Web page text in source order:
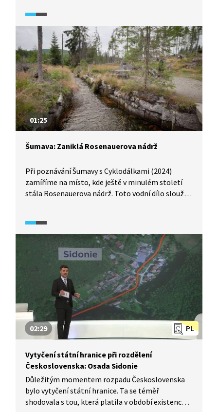
obyvatel. V závěru videa uvidíme skutečnou polohu
hranice mezi Českem a Bavorskem.
01:25
Šumava: Zaniklá Rosenauerova nádrž
Při poznávání Šumavy s Cyklodálkami (2024)
zamíříme na místo, kde ještě v minulém století
stála Rosenauerova nádrž. Toto vodní dílo sloužilo
mnoho pracovních příležitostí pro místní
obyvatelstvo, v období normalizace však zanikla.
Podívejte se, jak k tomu došlo.
PL
02:29
Vytyčení státní hranice při rozdělení
Československa: Osada Sidonie
Důležitým momentem rozpadu Československa
bylo vytyčení státní hranice. Ta se téměř
shodovala s tou, která platila v období existence